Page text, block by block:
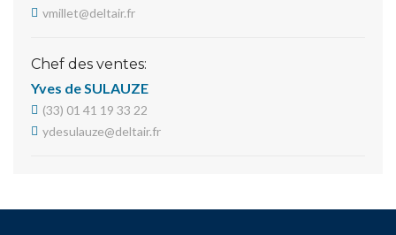
vmillet@deltair.fr
Chef des ventes:
Yves de SULAUZE
(33) 01 41 19 33 22
ydesulauze@deltair.fr